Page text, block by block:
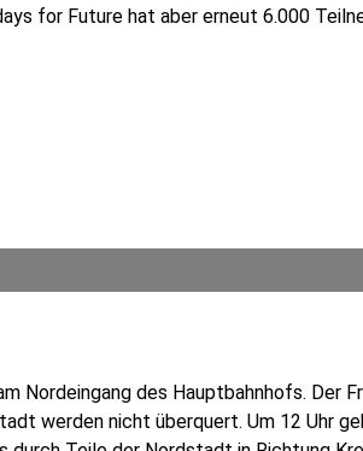
for Future hat aber erneut 6.000
Nordeingang des Hauptbahnhofs. Der
werden nicht überquert. Um 12 Uhr